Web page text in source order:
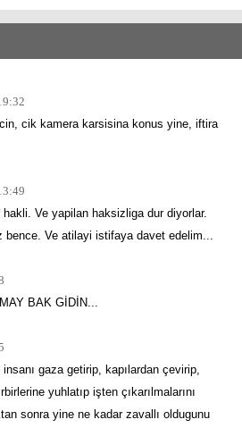
cik kamera karsisina konus yine, iftira
Ve yapilan haksizliga dur diyorlar.
Ve atilayi istifaya davet edelim...
BAK GİDİN...
gaza getirip, kapılardan çevirip,
yuhlatıp işten çıkarılmalarını
sonra yine ne kadar zavallı oldugunu